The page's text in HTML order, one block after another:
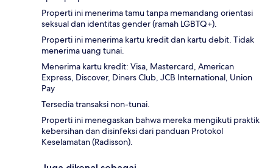
Properti ini menerima tamu tanpa memandang orientasi
seksual dan identitas gender (ramah LGBTQ+).
Properti ini menerima kartu kredit dan kartu debit. Tidak
menerima uang tunai.
Menerima kartu kredit: Visa, Mastercard, American
Express, Discover, Diners Club, JCB International, Union
Pay
Tersedia transaksi non-tunai.
Properti ini menegaskan bahwa mereka mengikuti praktik
kebersihan dan disinfeksi dari panduan Protokol
Keselamatan (Radisson).